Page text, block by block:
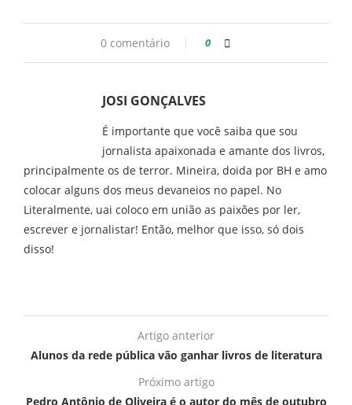
0 comentário 0
JOSI GONÇALVES
É importante que você saiba que sou
jornalista apaixonada e amante dos livros,
principalmente os de terror. Mineira, doida por BH e amo
colocar alguns dos meus devaneios no papel. No
Literalmente, uai coloco em união as paixões por ler,
escrever e jornalistar! Então, melhor que isso, só dois
disso!
Artigo anterior
Alunos da rede pública vão ganhar livros de literatura
Próximo artigo
Pedro Antônio de Oliveira é o autor do mês de outubro